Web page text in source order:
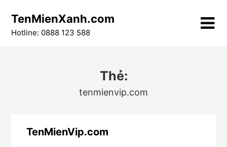
content
TenMienXanh.com
Hotline: 0888 123 588
Thẻ:
tenmienvip.com
TenMienVip.com